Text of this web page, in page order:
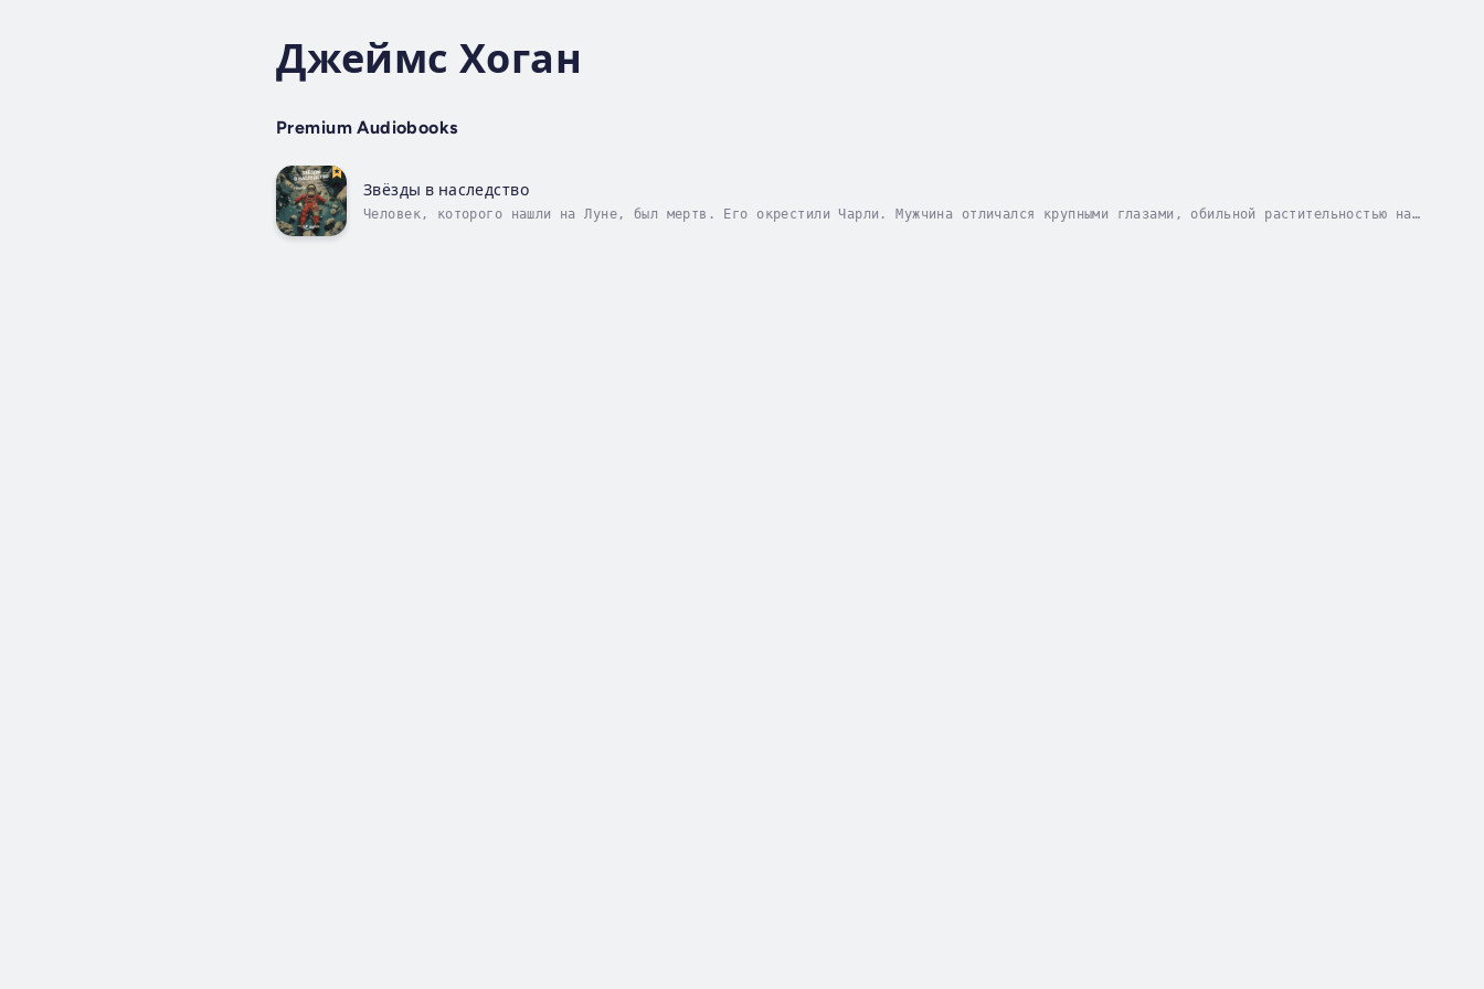
Джеймс Хоган
Premium Audiobooks
Звёзды в наследство
Человек, которого нашли на Луне, был мертв. Его окрестили Чарли. Мужчина отличался крупными глазами, обильной растительностью на